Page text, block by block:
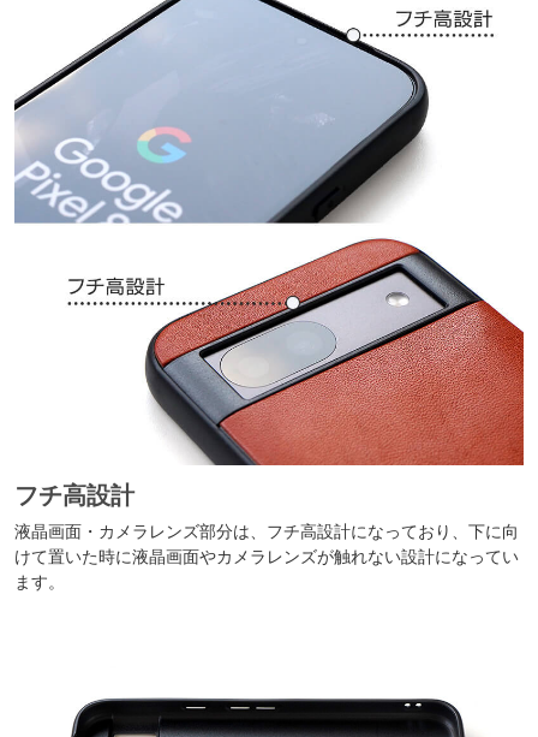
フチ高設計
液晶画面・カメラレンズ部分は、フチ高設計になっており、下に向
けて置いた時に液晶画面やカメラレンズが触れない設計になってい
ます。